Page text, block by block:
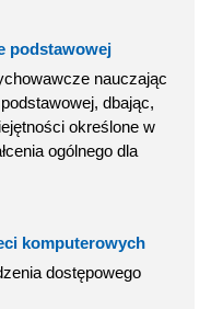
podstawowej
nauczając
dbając,
określone w
ogólnego dla
komputerowych
dostępowego